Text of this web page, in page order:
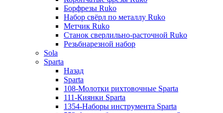
Борфрезы Ruko
Набор свёрл по металлу Ruko
Метчик Ruko
Станок сверлильно-расточной Ruko
Резьбнарезной набор
Sola
Sparta
Назад
Sparta
108-Молотки рихтовочные Sparta
111-Киянки Sparta
1354-Наборы инструмента Sparta